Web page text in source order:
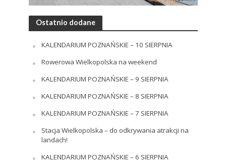
Ostatnio dodane
KALENDARIUM POZNAŃSKIE – 10 SIERPNIA
Rowerowa Wielkopolska na weekend
KALENDARIUM POZNAŃSKIE – 9 SIERPNIA
KALENDARIUM POZNAŃSKIE – 8 SIERPNIA
KALENDARIUM POZNAŃSKIE – 7 SIERPNIA
Stacja Wielkopolska – do odkrywania atrakcji na
landach!
KALENDARIUM POZNAŃSKIE – 6 SIERPNIA